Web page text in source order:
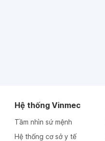
Hệ thống Vinmec
Tầm nhìn sứ mệnh
Hệ thống cơ sở y tế